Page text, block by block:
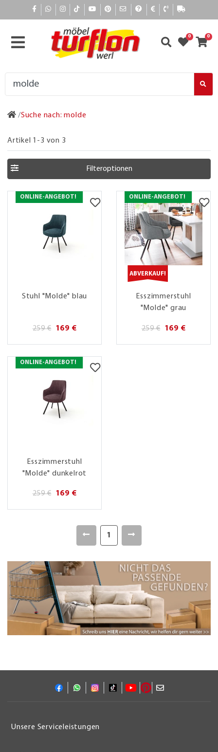
0 0
Suche nach: molde
Artikel 1-3 von 3
Filteroptionen
ONLINE-ANGEBOT!
Stuhl "Molde" blau
259 € 169 €
ONLINE-ANGEBOT!
ABVERKAUF!
Esszimmerstuhl
"Molde" grau
259 € 169 €
ONLINE-ANGEBOT!
Esszimmerstuhl
"Molde" dunkelrot
259 € 169 €
1
Unsere Serviceleistungen